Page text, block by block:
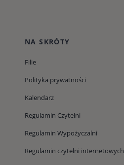
NA SKRÓTY
Filie
Polityka prywatności
Kalendarz
Regulamin Czytelni
Regulamin Wypożyczalni
Regulamin czytelni internetowych